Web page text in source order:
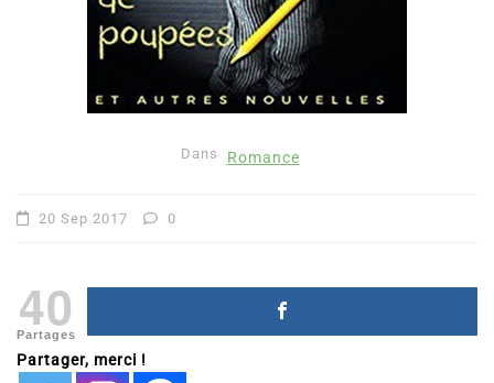
Dans Romance
20 Sep 2017 0
40
Partages
Partager, merci !